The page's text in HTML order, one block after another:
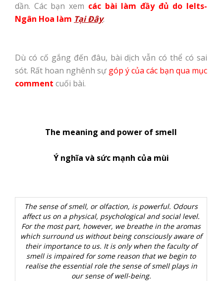
dần. Các bạn xem các bài làm đầy đủ do Ielts-
Ngân Hoa làm Tại Đây.
Dù có cố gắng đến đâu, bài dịch vẫn có thể có sai
sót. Rất hoan nghênh sự góp ý của các bạn qua mục
comment cuối bài.
The meaning and power of smell
Ý nghĩa và sức mạnh của mùi
The sense of smell, or olfaction, is powerful. Odours
affect us on a physical, psychological and social level.
For the most part, however, we breathe in the aromas
which surround us without being consciously aware of
their importance to us. It is only when the faculty of
smell is impaired for some reason that we begin to
realise the essential role the sense of smell plays in
our sense of well-being.